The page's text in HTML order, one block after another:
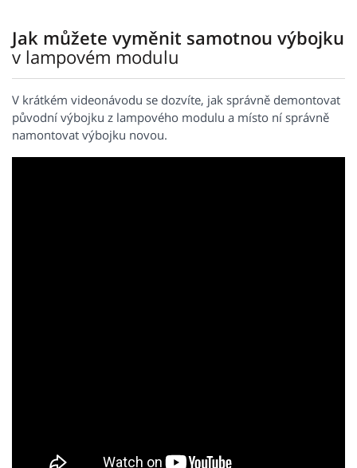
Jak můžete vyměnit samotnou výbojku
v lampovém modulu
V krátkém videonávodu se dozvíte, jak správně demontovat
původní výbojku z lampového modulu a místo ní správně
namontovat výbojku novou.